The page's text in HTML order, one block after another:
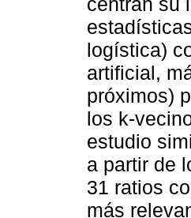
logística)
artificial,
próximos)
los k-
estudio
a partir de
31 ratios
más